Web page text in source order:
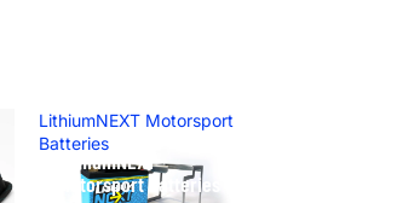
LithiumNEXT Motorsport
Batteries
LithiumNEXT
Motorsport Batteries